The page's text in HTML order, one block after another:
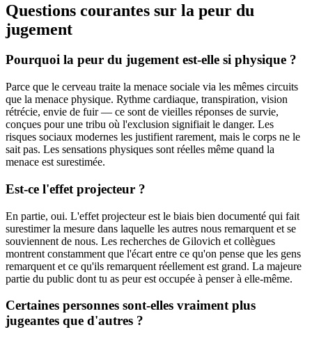
Questions courantes sur la peur du
jugement
Pourquoi la peur du jugement est-elle si physique ?
Parce que le cerveau traite la menace sociale via les mêmes circuits
que la menace physique. Rythme cardiaque, transpiration, vision
rétrécie, envie de fuir — ce sont de vieilles réponses de survie,
conçues pour une tribu où l'exclusion signifiait le danger. Les
risques sociaux modernes les justifient rarement, mais le corps ne le
sait pas. Les sensations physiques sont réelles même quand la
menace est surestimée.
Est-ce l'effet projecteur ?
En partie, oui. L'effet projecteur est le biais bien documenté qui fait
surestimer la mesure dans laquelle les autres nous remarquent et se
souviennent de nous. Les recherches de Gilovich et collègues
montrent constamment que l'écart entre ce qu'on pense que les gens
remarquent et ce qu'ils remarquent réellement est grand. La majeure
partie du public dont tu as peur est occupée à penser à elle-même.
Certaines personnes sont-elles vraiment plus
jugeantes que d'autres ?